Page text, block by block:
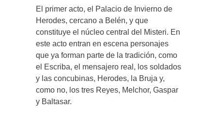
El primer acto, el Palacio de Invierno de
Herodes, cercano a Belén, y que
constituye el núcleo central del Misteri. En
este acto entran en escena personajes
que ya forman parte de la tradición, como
el Escriba, el mensajero real, los soldados
y las concubinas, Herodes, la Bruja y,
como no, los tres Reyes, Melchor, Gaspar
y Baltasar.